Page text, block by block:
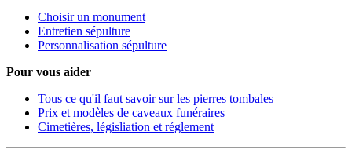
Choisir un monument
Entretien sépulture
Personnalisation sépulture
Pour vous aider
Tous ce qu'il faut savoir sur les pierres tombales
Prix et modèles de caveaux funéraires
Cimetières, législiation et réglement